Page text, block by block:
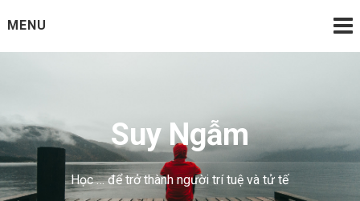
toMENU
Suy Ngẫm
Học … để trở thành người trí tuệ và tử tế